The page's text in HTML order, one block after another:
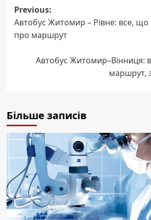
Post
navigation
Previous:
Автобус Житомир – Рівне: все, що
про маршрут
Автобус Житомир–Вінниця:
маршрут,
Більше записів